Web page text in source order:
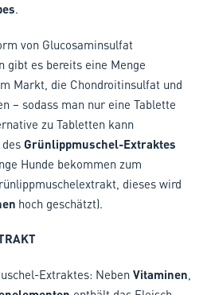
.
von Glucosaminsulfat
gibt es bereits eine Menge
Markt, die Chondroitinsulfat und
– sodass man nur eine Tablette
zu Tabletten kann
Grünlippmuschel-Extraktes
Hunde bekommen zum
dieses wird
hoch geschätzt).
Extraktes: Neben Vitaminen,